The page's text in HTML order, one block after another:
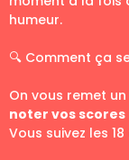
humeur.
🔍 Comment ça
On vous remet un
noter vos scores
Vous suivez les